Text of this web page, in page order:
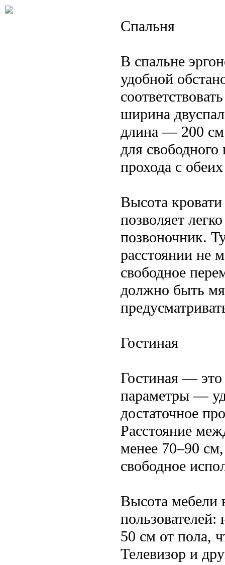
Спальня
В спальне
удобной
ширина
длина — 200
для
прохода с
Высота
позволяет
позвоночник.
расстоянии не
свободное
должно быть
Гостиная
Гостиная —
параметры —
достаточное
Расстояние
менее 70–90
свободное
Высота мебели
50 см от пола,
Телевизор и